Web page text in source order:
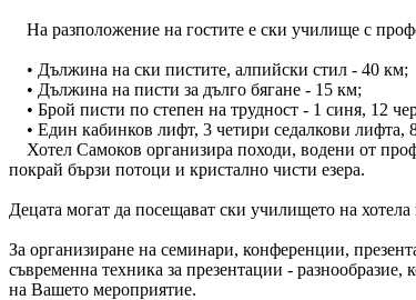
На разпoложение на гостите е ски училище с
• Дължина на ски пистите, алпийски стил - 40 км;
• Дължина на писти за дълго бягане - 15 км;
• Брой писти по степен на трудност - 1 синя, 12
• Един кабинков лифт, 3 четири седалкови лифтa,
Хотел Самоков организира походи, водени от
покрай бързи потоци и кристално чисти езера.
Децата могат да посещават ски училището на хотела
За организиране на семинари, конференции,
съвременна техника за презентации -
на Вашето мероприятие.